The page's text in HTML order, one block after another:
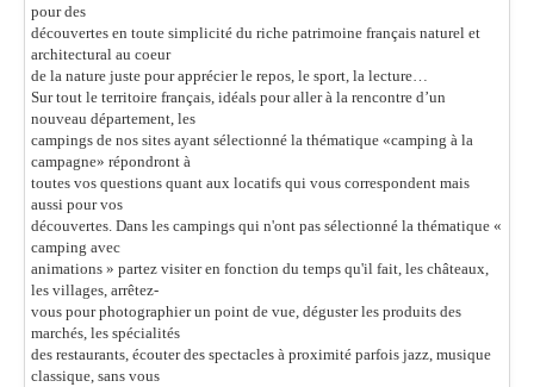
pour des
découvertes en toute simplicité du riche patrimoine français naturel et
architectural au coeur
de la nature juste pour apprécier le repos, le sport, la lecture…
Sur tout le territoire français, idéals pour aller à la rencontre d’un
nouveau département, les
campings de nos sites ayant sélectionné la thématique «camping à la
campagne» répondront à
toutes vos questions quant aux locatifs qui vous correspondent mais
aussi pour vos
découvertes. Dans les campings qui n'ont pas sélectionné la thématique «
camping avec
animations » partez visiter en fonction du temps qu'il fait, les châteaux,
les villages, arrêtez-
vous pour photographier un point de vue, déguster les produits des
marchés, les spécialités
des restaurants, écouter des spectacles à proximité parfois jazz, musique
classique, sans vous